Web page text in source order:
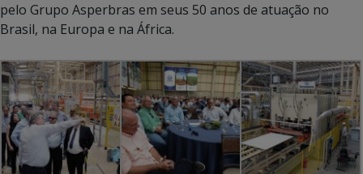
pelo Grupo Asperbras em seus 50 anos de atuação no
Brasil, na Europa e na África.